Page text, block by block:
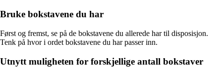
Bruke bokstavene du har
Først og fremst, se på de bokstavene du allerede har til disposisjon.
Tenk på hvor i ordet bokstavene du har passer inn.
Utnytt muligheten for forskjellige antall bokstaver